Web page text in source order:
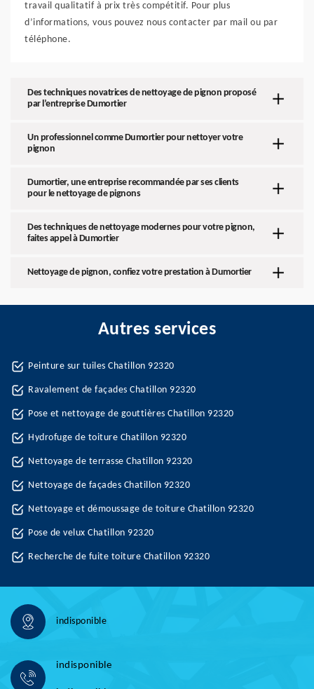
travail qualitatif à prix très compétitif. Pour plus
d’informations, vous pouvez nous contacter par mail ou par
téléphone.
Des techniques novatrices de nettoyage de pignon proposé
par l’entreprise Dumortier
Un professionnel comme Dumortier pour nettoyer votre
pignon
Dumortier, une entreprise recommandée par ses clients
pour le nettoyage de pignons
Des techniques de nettoyage modernes pour votre pignon,
faites appel à Dumortier
Nettoyage de pignon, confiez votre prestation à Dumortier
Autres services
Peinture sur tuiles Chatillon 92320
Ravalement de façades Chatillon 92320
Pose et nettoyage de gouttières Chatillon 92320
Hydrofuge de toiture Chatillon 92320
Nettoyage de terrasse Chatillon 92320
Nettoyage de façades Chatillon 92320
Nettoyage et démoussage de toiture Chatillon 92320
Pose de velux Chatillon 92320
Recherche de fuite toiture Chatillon 92320
indisponible
indisponible